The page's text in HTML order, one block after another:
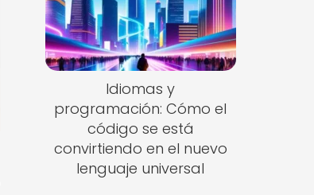
Idiomas y
programación: Cómo el
código se está
convirtiendo en el nuevo
lenguaje universal